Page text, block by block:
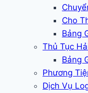
Cho
Bảng
Thủ Tục
Bảng
Phương
Dịch Vụ